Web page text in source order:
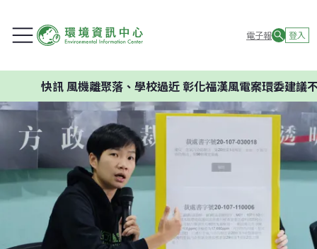
電子報 登入
風機離聚落、學校過近 彰化福漢風電案環委建議不應開發